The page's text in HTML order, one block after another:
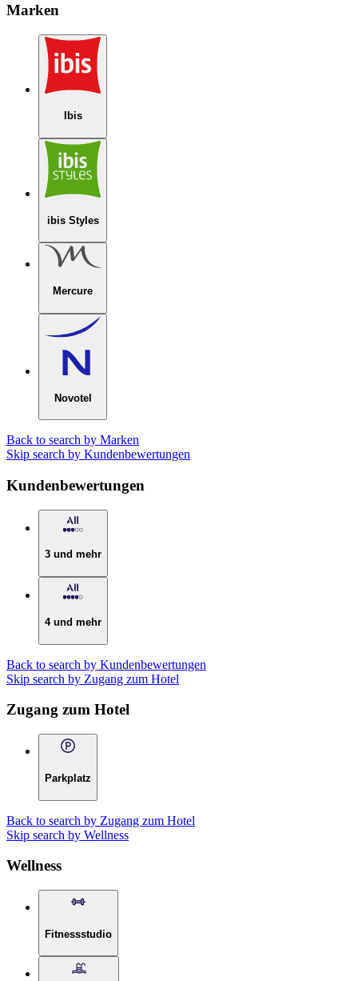
Marken
Ibis
ibis Styles
Mercure
Novotel
Back to search by Marken
Skip search by Kundenbewertungen
Kundenbewertungen
3 und mehr
4 und mehr
Back to search by Kundenbewertungen
Skip search by Zugang zum Hotel
Zugang zum Hotel
Parkplatz
Back to search by Zugang zum Hotel
Skip search by Wellness
Wellness
Fitnessstudio